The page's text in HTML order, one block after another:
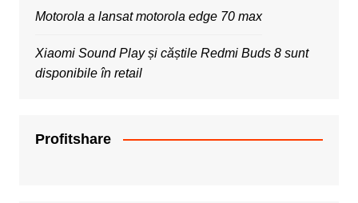
Motorola a lansat motorola edge 70 max
Xiaomi Sound Play și căștile Redmi Buds 8 sunt
disponibile în retail
Profitshare